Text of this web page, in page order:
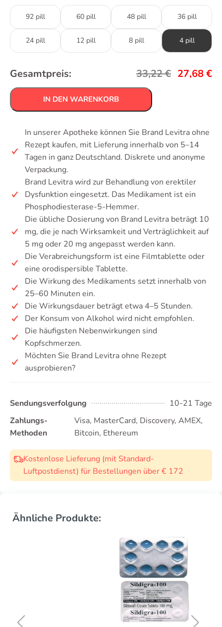
92 pill 60 pill 48 pill 36 pill
24 pill 12 pill 8 pill 4 pill
Gesamtpreis: 33,22€ 27,68€
IN DEN WARENKORB
In unserer Apotheke können Sie Brand Levitra ohne
Rezept kaufen, mit Lieferung innerhalb von 5–14
Tagen in ganz Deutschland. Diskrete und anonyme
Verpackung.
Brand Levitra wird zur Behandlung von erektiler
Dysfunktion eingesetzt. Das Medikament ist ein
Phosphodiesterase-5-Hemmer.
Die übliche Dosierung von Brand Levitra beträgt 10
mg, die je nach Wirksamkeit und Verträglichkeit auf
5 mg oder 20 mg angepasst werden kann.
Die Verabreichungsform ist eine Filmtablette oder
eine orodispersible Tablette.
Die Wirkung des Medikaments setzt innerhalb von
25–60 Minuten ein.
Die Wirkungsdauer beträgt etwa 4–5 Stunden.
Der Konsum von Alkohol wird nicht empfohlen.
Die häufigsten Nebenwirkungen sind
Kopfschmerzen.
Möchten Sie Brand Levitra ohne Rezept
ausprobieren?
Sendungsverfolgung
10-21 Tage
Zahlungs-
Methoden
Visa, MasterCard, Discovery, AMEX,
Bitcoin, Ethereum
Kostenlose Lieferung (mit Standard-
Luftpostdienst) für Bestellungen über € 172
Ähnliche Produkte: